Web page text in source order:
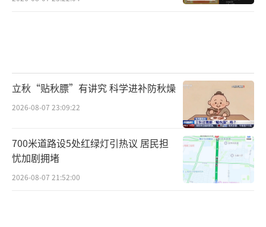
立秋“贴秋膘”有讲究 科学进补防秋燥
2026-08-07 23:09:22
700米道路设5处红绿灯引热议 居民担
忧加剧拥堵
2026-08-07 21:52:00